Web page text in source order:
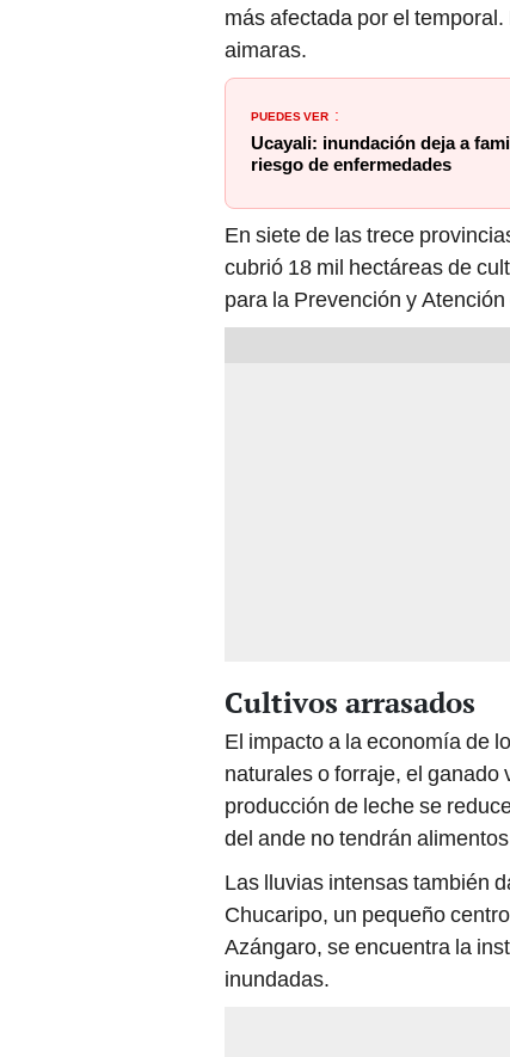
más afectada por el
aimaras.
PUEDES VER :
Ucayali: inundación deja a
riesgo de enfermedades
En siete de las trece
cubrió 18 mil hectáreas de
para la Prevención y
Cultivos arrasados
El impacto a la economía de
naturales o forraje, el ganado
producción de leche se
del ande no tendrán
Las lluvias intensas también
Chucaripo, un pequeño
Azángaro, se encuentra la
inundadas.